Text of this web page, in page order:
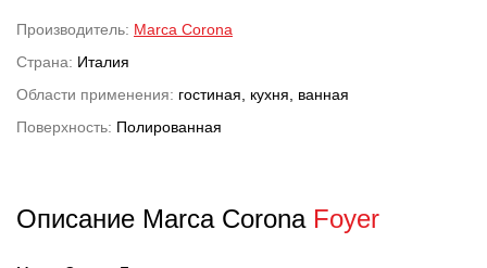
Производитель: Marca Corona
Страна: Италия
Области применения: гостиная, кухня, ванная
Поверхность: Полированная
Описание Marca Corona Foyer